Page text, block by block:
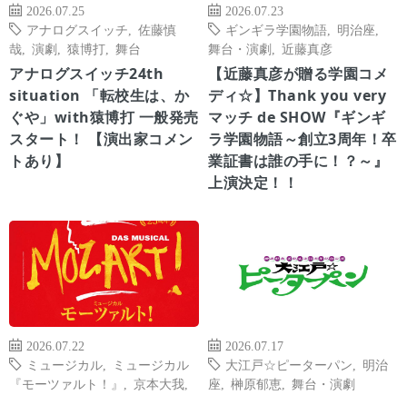
2026.07.25
アナログスイッチ
佐藤慎
哉
演劇 猿博打 舞台
アナログスイッチ24th
situation 「転校生は、か
ぐや」with猿博打 一般発売
スタート！ 【演出家コメン
トあり】
2026.07.23
ギンギラ学園物語
明治座
舞台・演劇
近藤真彦
【近藤真彦が贈る学園コメ
ディ☆】Thank you very
マッチ de SHOW『ギンギ
ラ学園物語～創立3周年！卒
業証書は誰の手に！？～』
上演決定！！
2026.07.22
ミュージカル
ミュージカル
『モーツァルト！』
京本大我
2026.07.17
大江戸☆ピーターパン
明治
座
榊原郁恵 舞台・演劇